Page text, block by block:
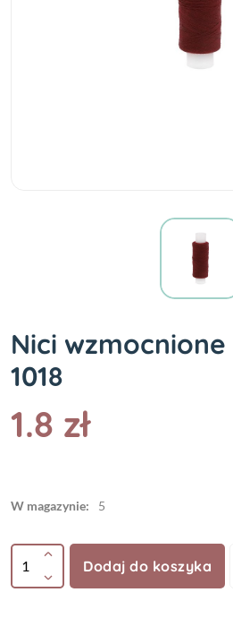
Nici
1018
1.8 zł
W magazynie: 5
Dodaj do koszyka